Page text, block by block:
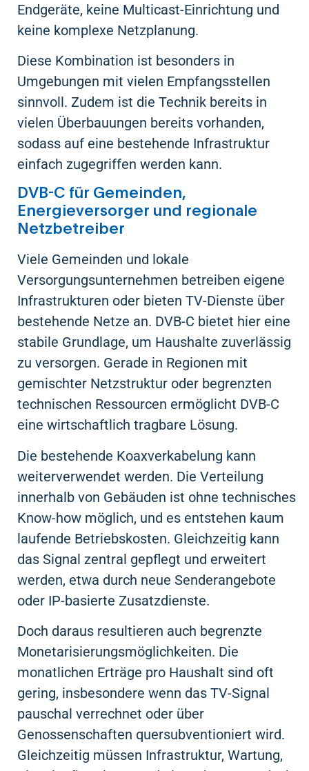
Endgeräte, keine Multicast-Einrichtung und
keine komplexe Netzplanung.
Diese Kombination ist besonders in
Umgebungen mit vielen Empfangsstellen
sinnvoll. Zudem ist die Technik bereits in
vielen Überbauungen bereits vorhanden,
sodass auf eine bestehende Infrastruktur
einfach zugegriffen werden kann.
DVB-C für Gemeinden,
Energieversorger und regionale
Netzbetreiber
Viele Gemeinden und lokale
Versorgungsunternehmen betreiben eigene
Infrastrukturen oder bieten TV-Dienste über
bestehende Netze an. DVB-C bietet hier eine
stabile Grundlage, um Haushalte zuverlässig
zu versorgen. Gerade in Regionen mit
gemischter Netzstruktur oder begrenzten
technischen Ressourcen ermöglicht DVB-C
eine wirtschaftlich tragbare Lösung.
Die bestehende Koaxverkabelung kann
weiterverwendet werden. Die Verteilung
innerhalb von Gebäuden ist ohne technisches
Know-how möglich, und es entstehen kaum
laufende Betriebskosten. Gleichzeitig kann
das Signal zentral gepflegt und erweitert
werden, etwa durch neue Senderangebote
oder IP-basierte Zusatzdienste.
Doch daraus resultieren auch begrenzte
Monetarisierungsmöglichkeiten. Die
monatlichen Erträge pro Haushalt sind oft
gering, insbesondere wenn das TV-Signal
pauschal verrechnet oder über
Genossenschaften quersubventioniert wird.
Gleichzeitig müssen Infrastruktur, Wartung,